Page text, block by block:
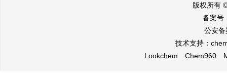
版权所有
备案号
公安
技术支持：
Lookchem
Chem960